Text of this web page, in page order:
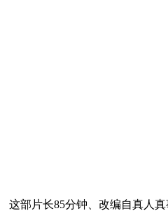
这部片长85分钟、改编自真人